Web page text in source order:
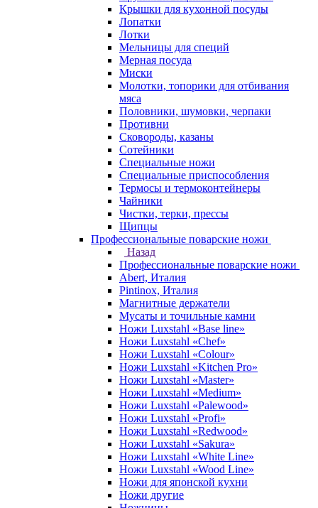
Крышки для кухонной посуды
Лопатки
Лотки
Мельницы для специй
Мерная посуда
Миски
Молотки, топорики для отбивания
мяса
Половники, шумовки, черпаки
Противни
Сковороды, казаны
Сотейники
Специальные ножи
Специальные приспособления
Термосы и термоконтейнеры
Чайники
Чистки, терки, прессы
Щипцы
Профессиональные поварские ножи
Назад
Профессиональные поварские ножи
Abert, Италия
Pintinox, Италия
Магнитные держатели
Мусаты и точильные камни
Ножи Luxstahl «Base line»
Ножи Luxstahl «Chef»
Ножи Luxstahl «Colour»
Ножи Luxstahl «Kitchen Pro»
Ножи Luxstahl «Master»
Ножи Luxstahl «Medium»
Ножи Luxstahl «Palewood»
Ножи Luxstahl «Profi»
Ножи Luxstahl «Redwood»
Ножи Luxstahl «Sakura»
Ножи Luxstahl «White Line»
Ножи Luxstahl «Wood Line»
Ножи для японской кухни
Ножи другие